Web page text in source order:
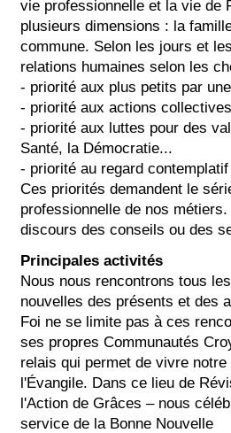
vie professionnelle et la vie de
plusieurs dimensions : la
commune. Selon les jours et
relations humaines selon les
- priorité aux plus petits par
- priorité aux actions
- priorité aux luttes pour des
Santé, la Démocratie...
- priorité au regard
Ces priorités demandent le
professionnelle de nos
discours des conseils ou des
Principales activités
Nous nous rencontrons tous
nouvelles des présents et des
Foi ne se limite pas à ces
ses propres Communautés
relais qui permet de vivre
l'Évangile. Dans ce lieu de
l'Action de Grâces – nous
service de la Bonne Nouvelle